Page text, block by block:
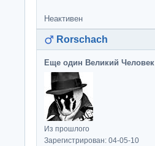
Неактивен
Rorschach
Еще один Великий Человек
Из прошлого
Зарегистрирован: 04-05-10